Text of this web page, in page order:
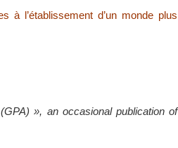
à l’établissement d’un monde plus
», an occasional publication of